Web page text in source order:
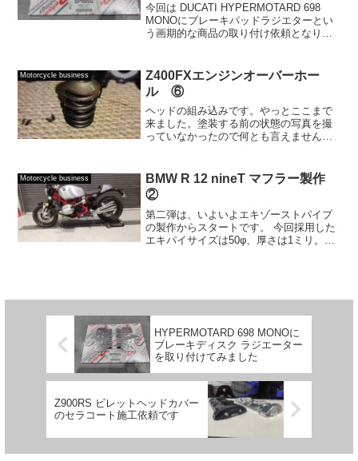
今回は DUCATI HYPERMOTARD 698
MONOにブレーキパッドラジエターとい
う画期的な商品の取り付け依頼となりま
Motorcycle business
Z400FXエンジンオーバーホー
ル ⑥
ヘッドの組み込みです。やっとここまで
来ました。塗装する前の状態の写真を撮
っていなかったので何とも言えません
ったと安心するものの奇跡が...。Built-in
head....
Motorcycle business
BMW R 12 nineT マフラー製作
②
第二弾は、いよいよエキゾーストパイプ
の製作からスタートです。 今回採用した
エキパイサイズは50φ、厚さは1ミリ。曲
HYPERMOTARD 698 MONOに
ブレーキディスク ラジエーター
を取り付けてみました
Z900RS ビレットヘッドカバー
のセラコート施工依頼です